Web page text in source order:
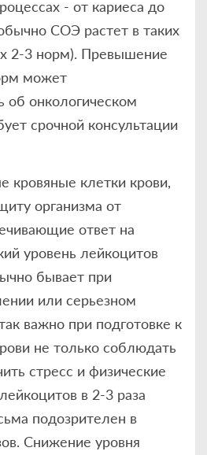
- от кариеса до
СОЭ растет в таких
2-3 норм). Превышение
может
об онкологическом
срочной консультации
кровяные клетки крови,
организма от
ответ на
уровень лейкоцитов
бывает при
или серьезном
важно при подготовке к
не только соблюдать
стресс и физические
в 2-3 раза
подозрителен в
Снижение уровня